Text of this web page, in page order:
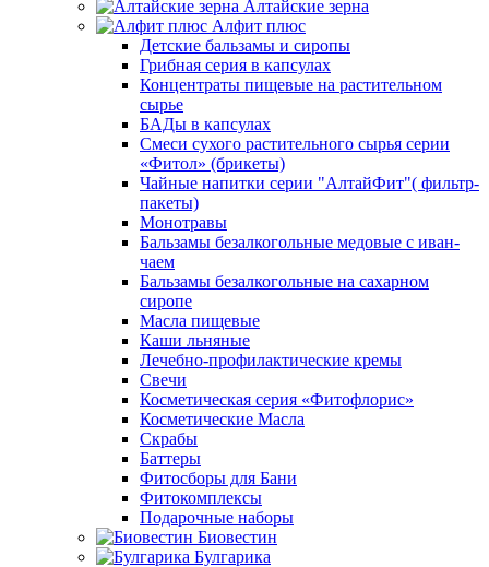
Алтайские зерна
Алфит плюс
Детские бальзамы и сиропы
Грибная серия в капсулах
Концентраты пищевые на растительном
сырье
БАДы в капсулах
Смеси сухого растительного сырья серии
«Фитол» (брикеты)
Чайные напитки серии "АлтайФит"( фильтр-
пакеты)
Монотравы
Бальзамы безалкогольные медовые с иван-
чаем
Бальзамы безалкогольные на сахарном
сиропе
Масла пищевые
Каши льняные
Лечебно-профилактические кремы
Свечи
Косметическая серия «Фитофлорис»
Косметические Масла
Скрабы
Баттеры
Фитосборы для Бани
Фитокомплексы
Подарочные наборы
Биовестин
Булгарика